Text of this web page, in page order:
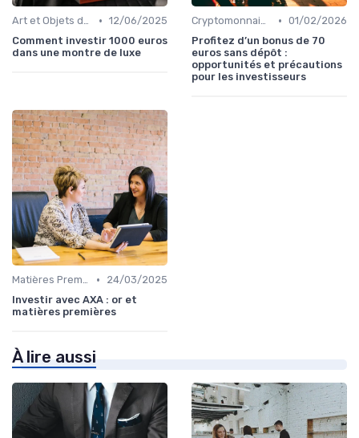
Art et Objets de Collection • 12/06/2025
Comment investir 1000 euros
dans une montre de luxe
Cryptomonnaies • 01/02/2026
Profitez d’un bonus de 70
euros sans dépôt :
opportunités et précautions
pour les investisseurs
Matières Premières et Or •
24/03/2025
Investir avec AXA : or et
matières premières
À lire aussi